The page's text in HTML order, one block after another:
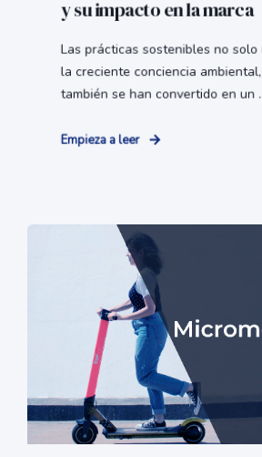
y su impacto en la marca
Las prácticas sostenibles no solo
la creciente conciencia
también se han convertido en un
Empieza a leer